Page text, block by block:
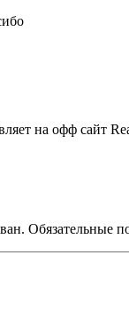
на офф сайт
Обязательные